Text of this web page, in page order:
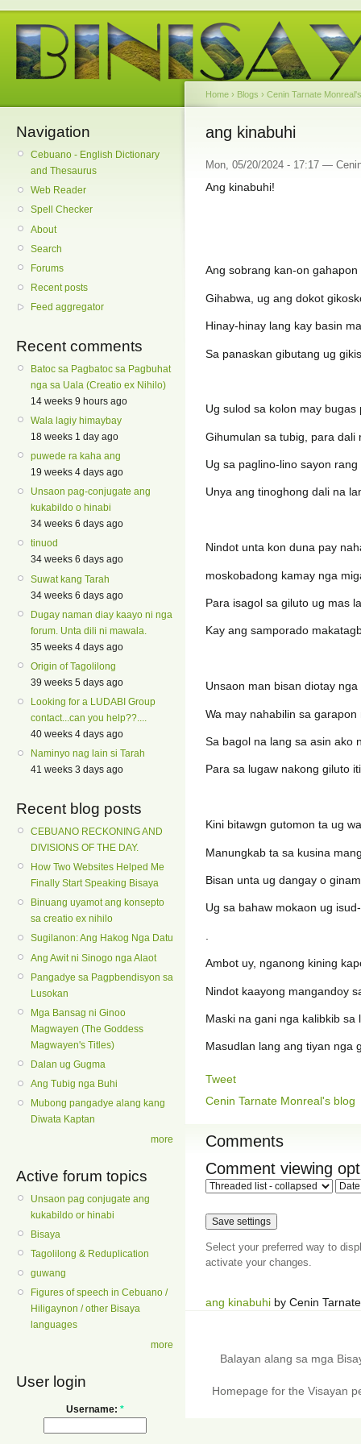
Navigation
Cebuano - English Dictionary
and Thesaurus
Web Reader
Spell Checker
About
Search
Forums
Recent posts
Feed aggregator
Recent comments
Batoc sa Pagbatoc sa Pagbuhat
nga sa Uala (Creatio ex Nihilo)
14 weeks 9 hours ago
Wala lagiy himaybay
18 weeks 1 day ago
puwede ra kaha ang
19 weeks 4 days ago
Unsaon pag-conjugate ang
kukabildo o hinabi
34 weeks 6 days ago
tinuod
34 weeks 6 days ago
Suwat kang Tarah
34 weeks 6 days ago
Dugay naman diay kaayo ni nga
forum. Unta dili ni mawala.
35 weeks 4 days ago
Origin of Tagolilong
39 weeks 5 days ago
Looking for a LUDABI Group
contact...can you help??....
40 weeks 4 days ago
Naminyo nag lain si Tarah
41 weeks 3 days ago
Recent blog posts
CEBUANO RECKONING AND
DIVISIONS OF THE DAY.
How Two Websites Helped Me
Finally Start Speaking Bisaya
Binuang uyamot ang konsepto
sa creatio ex nihilo
Sugilanon: Ang Hakog Nga Datu
Ang Awit ni Sinogo nga Alaot
Pangadye sa Pagpbendisyon sa
Lusokan
Mga Bansag ni Ginoo
Magwayen (The Goddess
Magwayen's Titles)
Dalan ug Gugma
Ang Tubig nga Buhi
Mubong pangadye alang kang
Diwata Kaptan
more
Active forum topics
Unsaon pag conjugate ang
kukabildo or hinabi
Bisaya
Tagolilong & Reduplication
guwang
Figures of speech in Cebuano /
Hiligaynon / other Bisaya
languages
more
User login
Username: *
Home › Blogs › Cenin Tarnate
ang kinabuhi
Mon, 05/20/2024 - 17:17 —
Ang kinabuhi!
Ang sobrang kan-on gahapon
Gihabwa, ug ang dokot
Hinay-hinay lang kay basin
Sa panaskan gibutang ug
Ug sulod sa kolon may bugas
Gihumulan sa tubig, para dali
Ug sa paglino-lino sayon
Unya ang tinoghong dali na
Nindot unta kon duna pay
moskobadong kamay nga
Para isagol sa giluto ug mas
Kay ang samporado
Unsaon man bisan diotay
Wa may nahabilin sa garapon
Sa bagol na lang sa asin ako
Para sa lugaw nakong giluto
Kini bitawgn gutomon ta ug
Manungkab ta sa kusina
Bisan unta ug dangay o
Ug sa bahaw mokaon ug
Ambot uy, nganong kining
Nindot kaayong mangandoy
Maski na gani nga kalibkib sa
Masudlan lang ang tiyan nga
Tweet
Cenin Tarnate Monreal's blog
Comments
Comment viewing
Select your preferred way to
activate your changes.
ang kinabuhi by Cenin
Balayan alang sa mga
Homepage for the Visayan